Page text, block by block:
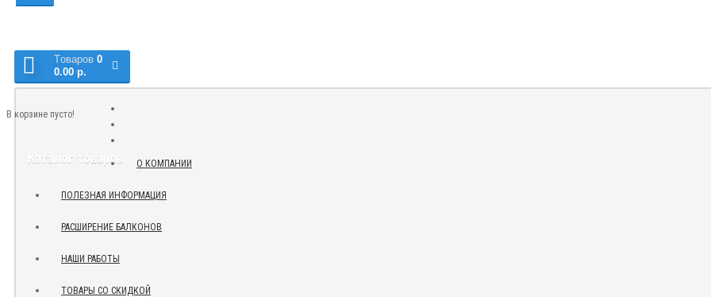
Tоваров 0
0.00 р.
В корзине пусто!
Каталог товаров О КОМПАНИИ
ПОЛЕЗНАЯ ИНФОРМАЦИЯ
РАСШИРЕНИЕ БАЛКОНОВ
НАШИ РАБОТЫ
ТОВАРЫ СО СКИДКОЙ